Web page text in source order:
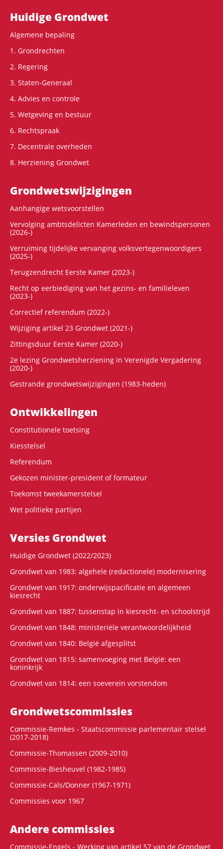
Hoofdnavigatie
Huidige Grondwet
Algemene bepaling
1. Grondrechten
2. Regering
3. Staten-Generaal
4. Advies en controle
5. Wetgeving en bestuur
6. Rechtspraak
7. Decentrale overheden
8. Herziening Grondwet
Grondwets­wijzigingen
Aanhangige wetsvoorstellen
Vervolging ambtsdelicten Kamerleden en bewindspersonen
(2026-)
Verruiming tijdelijke vervanging volksvertegenwoordigers
(2025-)
Terugzendrecht Eerste Kamer (2023-)
Recht op eerbiediging van het gezins- en familieleven
(2023-)
Correctief referendum (2022-)
Wijziging artikel 23 Grondwet (2021-)
Zittingsduur Eerste Kamer (2020-)
2e lezing Grondwetsherziening in Verenigde Vergadering
(2020-)
Gestrande grondwetswijzigingen (1983-heden)
Ontwikke­lingen
Constitutionele toetsing
Kiesstelsel
Referendum
Gekozen minister-president of formateur
Toekomst tweekamerstelsel
Wet politieke partijen
Versies Grondwet
Huidige Grondwet (2022/2023)
Grondwet van 1983: algehele (redactionele) modernisering
Grondwet van 1917: onderwijspacificatie en algemeen
kiesrecht
Grondwet van 1887: tussenstap in kiesrecht- en schoolstrijd
Grondwet van 1848: ministeriële verantwoordelijkheid
Grondwet van 1840: België afgesplitst
Grondwet van 1815: samenvoeging met België: een
koninkrijk
Grondwet van 1814: een soeverein vorstendom
Grondwets­commissies
Commissie-Remkes - Staatscommissie parlementair stelsel
(2017-2018)
Commissie-Thomassen (2009-2010)
Commissie-Biesheuvel (1982-1985)
Commissie-Cals/Donner (1967-1971)
Commissies voor 1967
Andere commissies
Commissie-Engels - Werking van artikel 57 van de Grondwet